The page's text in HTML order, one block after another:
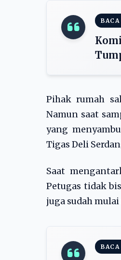
BACA
Pihak rumah
Namun saat
yang
Tigas Deli
Saat
Petugas tidak
juga sudah mulai
BACA